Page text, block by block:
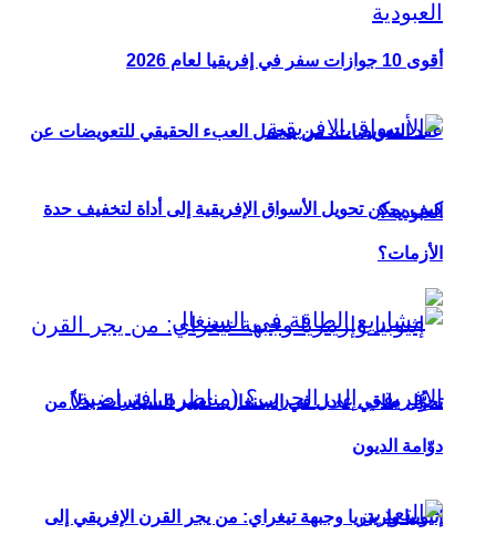
عقد التعويضات: من يتحمل العبء الحقيقي للتعويضات عن
العبودية؟
إثيوبيا وإريتريا وجبهة تيغراي: من يجر القرن الإفريقي إلى
أقوى 10 جوازات سفر في إفريقيا لعام 2026
كيف يمكن تحويل الأسواق الإفريقية إلى أداة لتخفيف حدة
الأزمات؟
تحوُّل طاقي عادل في السنغال.. تغيير السياسات بدلاً من
دوّامة الديون